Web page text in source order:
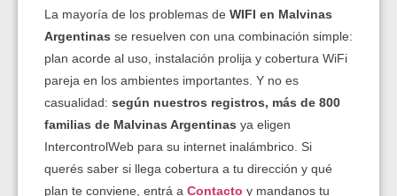
La mayoría de los problemas de WIFI en Malvinas
Argentinas se resuelven con una combinación simple:
plan acorde al uso, instalación prolija y cobertura WiFi
pareja en los ambientes importantes. Y no es
casualidad: según nuestros registros, más de 800
familias de Malvinas Argentinas ya eligen
IntercontrolWeb para su internet inalámbrico. Si
querés saber si llega cobertura a tu dirección y qué
plan te conviene, entrá a Contacto y mandanos tu